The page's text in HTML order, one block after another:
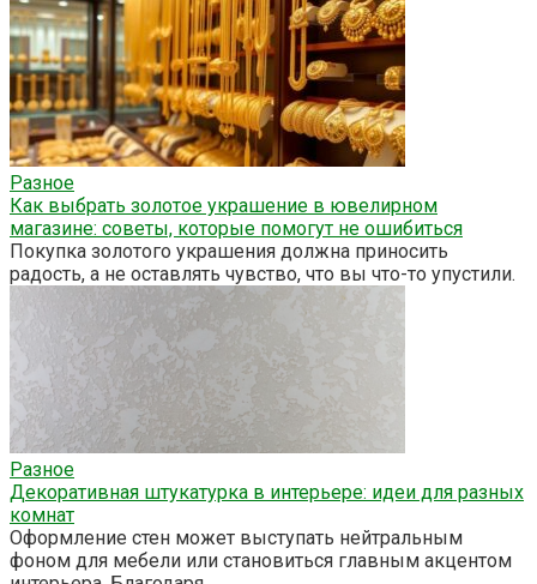
Разное
Как выбрать золотое украшение в ювелирном
магазине: советы, которые помогут не ошибиться
Покупка золотого украшения должна приносить
радость, а не оставлять чувство, что вы что-то упустили.
Разное
Декоративная штукатурка в интерьере: идеи для разных
комнат
Оформление стен может выступать нейтральным
фоном для мебели или становиться главным акцентом